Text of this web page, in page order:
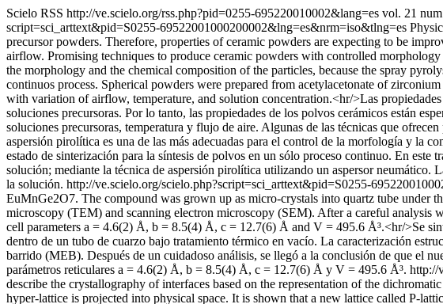
Scielo RSS http://ve.scielo.org/rss.php?pid=0255-695220010002&lang=es vol. 21
script=sci_arttext&pid=S0255-69522001000200002&lng=es&nrm=iso&tlng=es
precursor powders. Therefore, properties of ceramic powders are expecting to be
airflow. Promising techniques to produce ceramic powders with controlled
the morphology and the chemical composition of the particles, because the spray
continuos process. Spherical powders were prepared from acetylacetonate of
with variation of airflow, temperature, and solution concentration.<hr/>Las
soluciones precursoras. Por lo tanto, las propiedades de los polvos cerámicos están
soluciones precursoras, temperatura y flujo de aire. Algunas de las técnicas que
aspersión pirolítica es una de las más adecuadas para el control de la morfología y la
estado de sinterización para la síntesis de polvos en un sólo proceso continuo. En
solución; mediante la técnica de aspersión pirolítica utilizando un aspersor
la solución. http://ve.scielo.org/scielo.php?script=sci_arttext&pid=S0255-
EuMnGe2O7. The compound was grown up as micro-crystals into quartz tube under
microscopy (TEM) and scanning electron microscopy (SEM). After a careful analysis
cell parameters a = 4.6(2) Å, b = 8.5(4) Å, c = 12.7(6) Å and V = 495.6 Å³.<hr/>Se
dentro de un tubo de cuarzo bajo tratamiento térmico en vacío. La caracterización
barrido (MEB). Después de un cuidadoso análisis, se llegó a la conclusión de que el
parámetros reticulares a = 4.6(2) Å, b = 8.5(4) Å, c = 12.7(6) Å y V = 495.6 Å³. http://
describe the crystallography of interfaces based on the representation of the
hyper-lattice is projected into physical space. It is shown that a new lattice called P-